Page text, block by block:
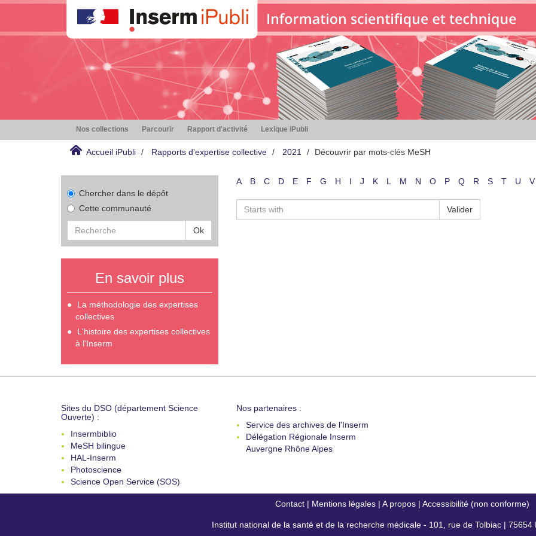
Nos collections Parcourir Rapport d'activité Lexique iPubli
Accueil iPubli Rapports d'expertise collective 2021 Découvrir par mots-clés MeSH
Chercher dans le dépôt
Cette communauté
Ok
En savoir plus
La méthodologie des expertises
collectives
L'histoire des expertises collectives
à l'Inserm
A B C D E F G H I J K L M N O P Q R S T U V
Valider
Sites du DSO (département Science
Ouverte) :
Insermbiblio
MeSH bilingue
HAL-Inserm
Photoscience
Science Open Service (SOS)
Nos partenaires :
Service des archives de l'Inserm
Délégation Régionale Inserm
Auvergne Rhône Alpes
Contact| Mentions légales| A propos| Accessibilité (non conforme)
Institut national de la santé et de la recherche médicale - 101, rue de Tolbiac | 75654